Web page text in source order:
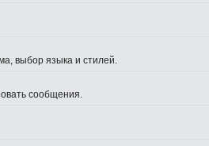
выбор языка и стилей.
сообщения.